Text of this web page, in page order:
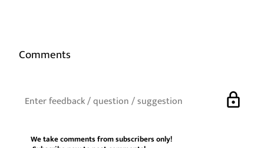
Comments
lock
We take comments from subscribers only!